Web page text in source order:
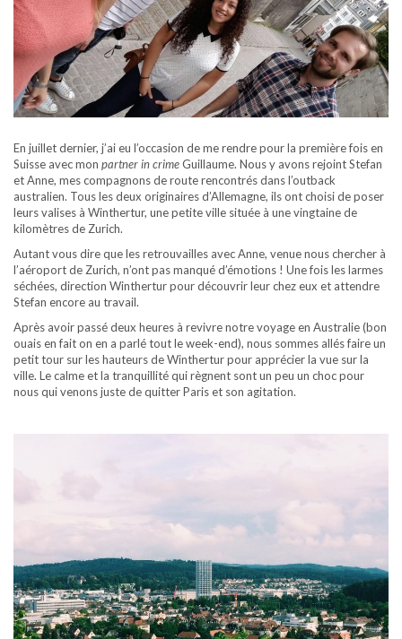
En juillet dernier, j’ai eu l’occasion de me rendre pour la première fois en
Suisse avec mon partner in crimeGuillaume. Nous y avons rejoint Stefan
et Anne, mes compagnons de route rencontrés dans l’outback
australien. Tous les deux originaires d’Allemagne, ils ont choisi de poser
leurs valises à Winthertur, une petite ville située à une vingtaine de
kilomètres de Zurich.
Autant vous dire que les retrouvailles avec Anne, venue nous chercher à
l’aéroport de Zurich, n’ont pas manqué d’émotions ! Une fois les larmes
séchées, direction Winthertur pour découvrir leur chez eux et attendre
Stefan encore au travail.
Après avoir passé deux heures à revivre notre voyage en Australie (bon
ouais en fait on en a parlé tout le week-end), nous sommes allés faire un
petit tour sur les hauteurs de Winthertur pour apprécier la vue sur la
ville. Le calme et la tranquillité qui règnent sont un peu un choc pour
nous qui venons juste de quitter Paris et son agitation.